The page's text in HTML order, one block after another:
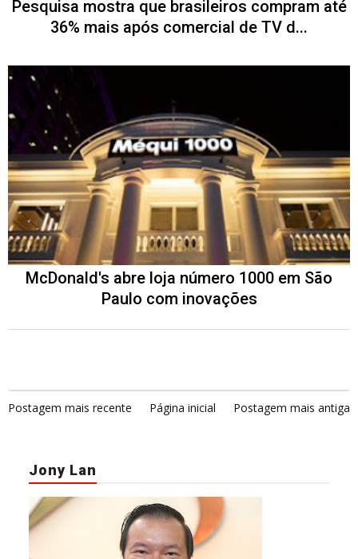
Pesquisa mostra que brasileiros compram até
36% mais após comercial de TV d...
McDonald's abre loja número 1000 em São
Paulo com inovações
Postagem mais recente Página inicial Postagem mais antiga
Jony Lan